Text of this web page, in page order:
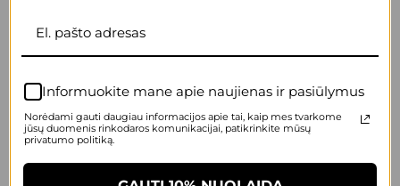
Anonymous
Max cute dėklas! Prikau draugei
gera kokybė, tvirtas.
Informuokite mane apie naujienas ir pasiūlymus
Norėdami gauti daugiau informacijos apie tai, kaip mes tvarkome
jūsų duomenis rinkodaros komunikacijai, patikrinkite mūsų
privatumo politiką.